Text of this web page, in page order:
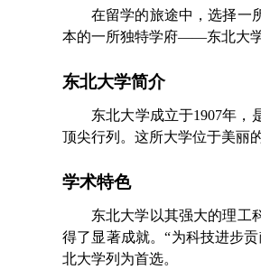
在留学的旅途中，选择一
本的一所独特学府——东北大学
东北大学简介
东北大学成立于1907年
顶尖行列。这所大学位于美丽
学术特色
东北大学以其强大的理工
得了显著成就。“为科技进步
北大学列为首选。